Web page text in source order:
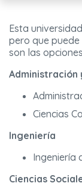
Esta
pero que
son las
Administración
Ciencias
Ingeniería
Ingeniería
Ciencias